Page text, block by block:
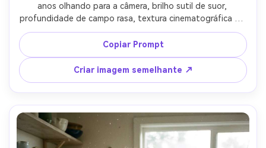
anos olhando para a câmera, brilho sutil de suor,
profundidade de campo rasa, textura cinematográfica de
filme de 16 mm com grão orgânico e leve sensação de
tecelagem de porta, destaques quentes e sombras
profundas, halação suave, filmado como um filme indie,
lente de 35 mm, iluminação de estúdio discreta com uma
chave suave e luz de borda, ultra-realista e emocional-AR
4:5
Copiar Prompt
Criar imagem semelhante ↗